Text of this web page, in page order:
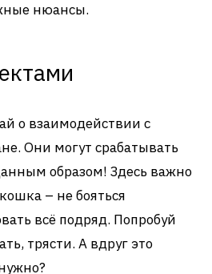
нюансы.
о взаимодействии с
Они могут срабатывать
образом! Здесь важно
– не бояться
всё подряд. Попробуй
трясти. А вдруг это